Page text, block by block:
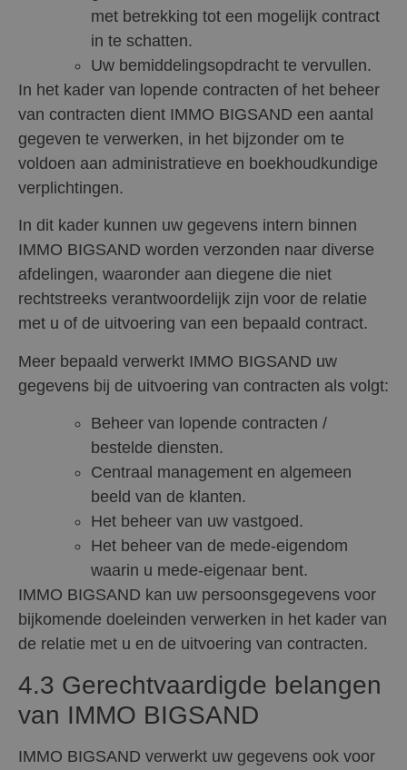
met betrekking tot een mogelijk contract
in te schatten.
Uw bemiddelingsopdracht te vervullen.
In het kader van lopende contracten of het beheer
van contracten dient IMMO BIGSAND een aantal
gegeven te verwerken, in het bijzonder om te
voldoen aan administratieve en boekhoudkundige
verplichtingen.
In dit kader kunnen uw gegevens intern binnen
IMMO BIGSAND worden verzonden naar diverse
afdelingen, waaronder aan diegene die niet
rechtstreeks verantwoordelijk zijn voor de relatie
met u of de uitvoering van een bepaald contract.
Meer bepaald verwerkt IMMO BIGSAND uw
gegevens bij de uitvoering van contracten als volgt:
Beheer van lopende contracten /
bestelde diensten.
Centraal management en algemeen
beeld van de klanten.
Het beheer van uw vastgoed.
Het beheer van de mede-eigendom
waarin u mede-eigenaar bent.
IMMO BIGSAND kan uw persoonsgegevens voor
bijkomende doeleinden verwerken in het kader van
de relatie met u en de uitvoering van contracten.
4.3 Gerechtvaardigde belangen
van IMMO BIGSAND
IMMO BIGSAND verwerkt uw gegevens ook voor